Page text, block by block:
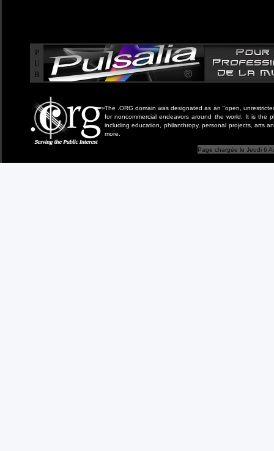
P
U
B
The .ORG domain was designated as an "open,
for noncommercial endeavors around the world. It is the
including education, philanthropy, personal projects, arts
more.
Page chargée le Jeudi 6